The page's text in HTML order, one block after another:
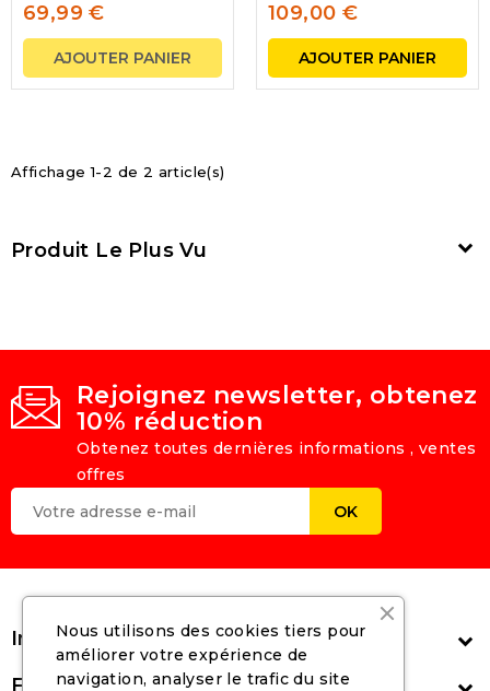
69,99 €
AJOUTER PANIER
109,00 €
AJOUTER PANIER
Affichage 1-2 de 2 article(s)
Produit Le Plus Vu 
Rejoignez newsletter, obtenez
10% réduction
Obtenez toutes dernières informations , ventes
offres
Informations 
Follow Us
Nous utilisons des cookies tiers pour
améliorer votre expérience de
navigation, analyser le trafic du site